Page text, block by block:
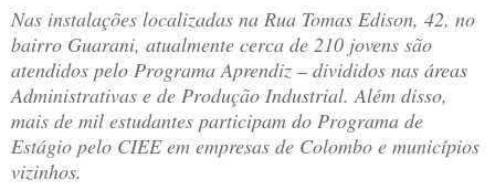
Nas instalações localizadas na Rua Tomas Edison, 42, no
bairro Guarani, atualmente cerca de 210 jovens são
atendidos pelo Programa Aprendiz – divididos nas áreas
Administrativas e de Produção Industrial. Além disso,
mais de mil estudantes participam do Programa de
Estágio pelo CIEE em empresas de Colombo e municípios
vizinhos.